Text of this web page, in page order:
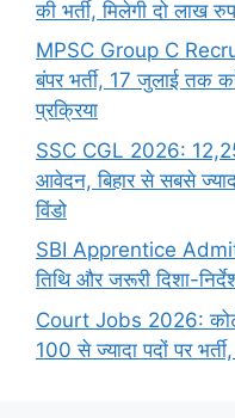
की भर्ती, मिलेगी दो लाख
MPSC Group C
बंपर भर्ती, 17 जुलाई तक
प्रक्रिया
SSC CGL 2026:
आवेदन, बिहार से सबसे
विंडो
SBI Apprentice Admit
तिथि और जरूरी दिशा-
Court Jobs 2026: कोर्ट
100 से ज्यादा पदों पर